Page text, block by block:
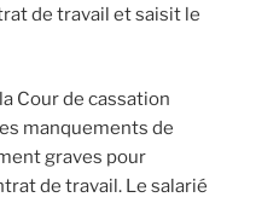
de travail et saisit le
Cour de cassation
manquements de
graves pour
de travail. Le salarié